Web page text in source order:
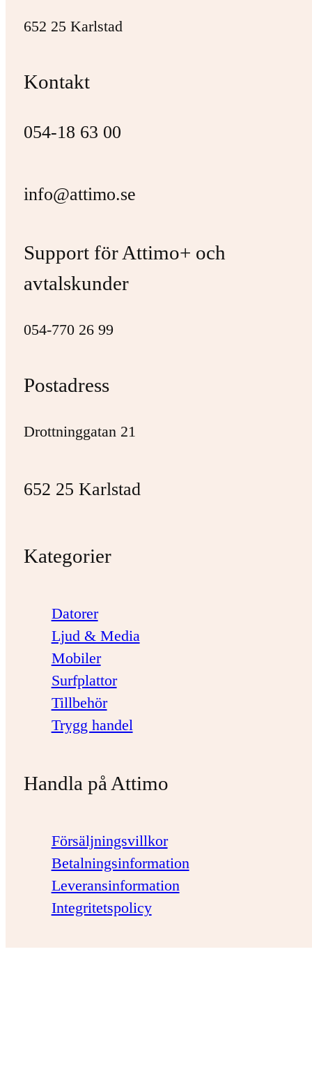
652 25 Karlstad
Kontakt
054-18 63 00
info@attimo.se
Support för Attimo+ och
avtalskunder
054-770 26 99
Postadress
Drottninggatan 21
652 25 Karlstad
Kategorier
Datorer
Ljud & Media
Mobiler
Surfplattor
Tillbehör
Trygg handel
Handla på Attimo
Försäljningsvillkor
Betalningsinformation
Leveransinformation
Integritetspolicy